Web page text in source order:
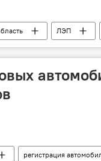
ЛЭП
регистрация